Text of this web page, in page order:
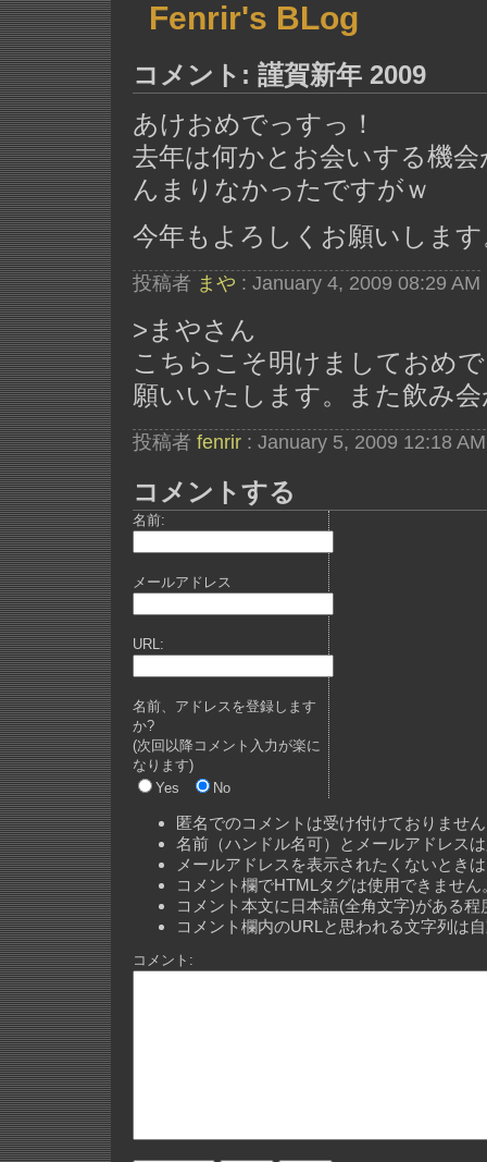
Fenrir's BLog
コメント: 謹賀新年 2009
あけおめでっすっ！
去年は何かとお会いする機
んまりなかったですがｗ
今年もよろしくお願いしま
投稿者 まや : January 4, 2009 08:29 AM
>まやさん
こちらこそ明けましておめ
願いいたします。また飲み
投稿者 fenrir : January 5, 2009 12:18 AM
コメントする
名前:
メールアドレス
URL:
名前、アドレスを登録します
か?
(次回以降コメント入力が楽に
なります)
Yes
No
匿名でのコメントは受け付けておりませ
名前（ハンドル名可）とメールアドレス
メールアドレスを表示されたくないとき
コメント欄でHTMLタグは使用できません
コメント本文に日本語(全角文字)がある
コメント欄内のURLと思われる文字列は
コメント: